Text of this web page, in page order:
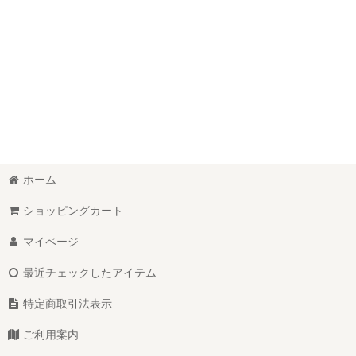
ホーム
ショッピングカート
マイページ
最近チェックしたアイテム
特定商取引法表示
ご利用案内